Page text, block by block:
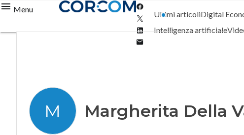
Menu
Twitter
Linkedin
Ultimi articoliDigital
Intelligenza artificiale
M Margherita Della